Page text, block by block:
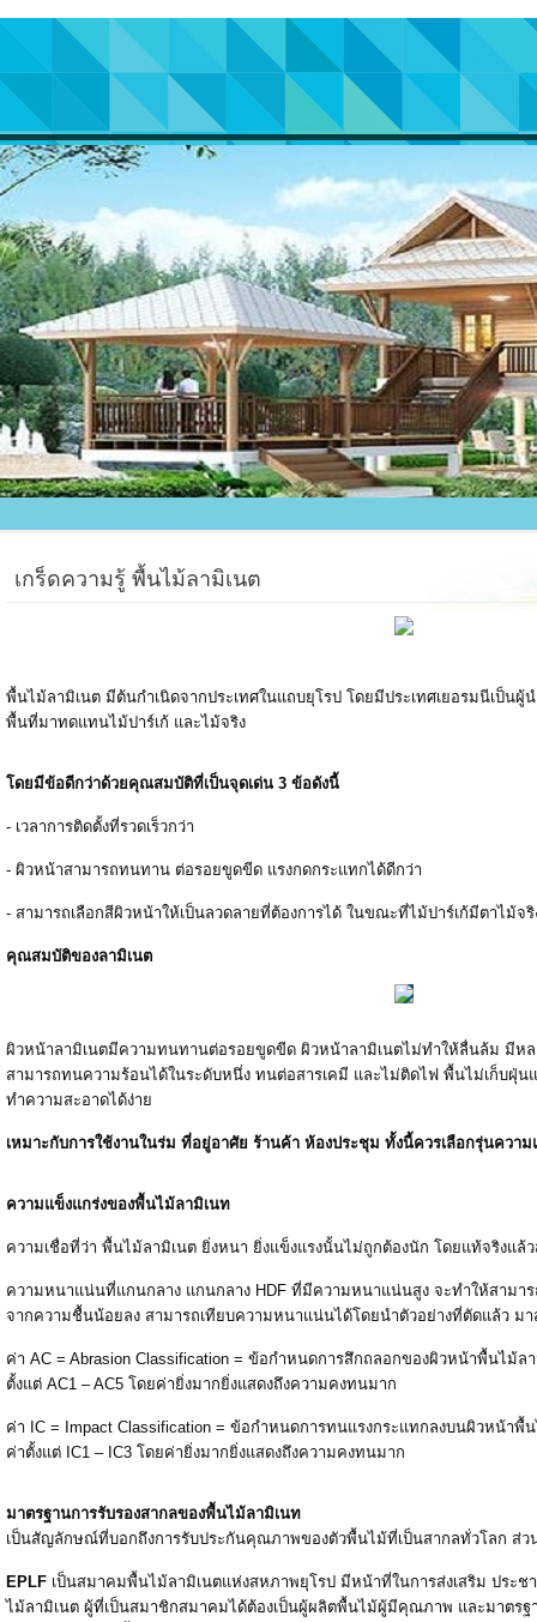
เกร็ดความรู้ พื้นไม้ลามิเนต
พื้นไม้ลามิเนต มีต้นกำเนิดจากประเทศในแถบยุโรป โดยมีประเทศเยอรมนีเป็นผู้
พื้นที่มาทดแทนไม้ปาร์เก้ และไม้จริง
โดยมีข้อดีกว่าด้วยคุณสมบัติที่เป็นจุดเด่น 3 ข้อดังนี้
- เวลาการติดตั้งที่รวดเร็วกว่า
- ผิวหน้าสามารถทนทาน ต่อรอยขูดขีด แรงกดกระแทกได้ดีกว่า
- สามารถเลือกสีผิวหน้าให้เป็นลวดลายที่ต้องการได้ ในขณะที่ไม้ปาร์เก้มีตาไม้จ
คุณสมบัติของลามิเนต
ผิวหน้าลามิเนตมีความทนทานต่อรอยขูดขีด ผิวหน้าลามิเนตไม่ทำให้ลื่นล้ม มีห
สามารถทนความร้อนได้ในระดับหนึ่ง ทนต่อสารเคมี และไม่ติดไฟ พื้นไม่เก็บฝุ่นแ
ทำความสะอาดได้ง่าย
เหมาะกับการใช้งานในร่ม ที่อยู่อาศัย ร้านค้า ห้องประชุม ทั้งนี้ควรเลือกรุ่นความ
ความแข็งแกร่งของพื้นไม้ลามิเนท
ความเชื่อที่ว่า พื้นไม้ลามิเนต ยิ่งหนา ยิ่งแข็งแรงนั้นไม่ถูกต้องนัก โดยแท้จริงแล้
ความหนาแน่นที่แกนกลาง แกนกลาง HDF ที่มีความหนาแน่นสูง จะทำให้สามา
จากความชื้นน้อยลง สามารถเทียบความหนาแน่นได้โดยนำตัวอย่างที่ตัดแล้ว มา
ค่า AC = Abrasion Classification = ข้อกำหนดการสึกถลอกของผิวหน้าพื้นไม้ล
ตั้งแต่ AC1 – AC5 โดยค่ายิ่งมากยิ่งแสดงถึงความคงทนมาก
ค่า IC = Impact Classification = ข้อกำหนดการทนแรงกระแทกลงบนผิวหน้าพื้
ค่าตั้งแต่ IC1 – IC3 โดยค่ายิ่งมากยิ่งแสดงถึงความคงทนมาก
มาตรฐานการรับรองสากลของพื้นไม้ลามิเนท
เป็นสัญลักษณ์ที่บอกถึงการรับประกันคุณภาพของตัวพื้นไม้ที่เป็นสากลทั่วโลก ส่ว
EPLF เป็นสมาคมพื้นไม้ลามิเนตแห่งสหภาพยุโรป มีหน้าที่ในการส่งเสริม ประ
ไม้ลามิเนต ผู้ที่เป็นสมาชิกสมาคมได้ต้องเป็นผู้ผลิตพื้นไม้ผู้มีคุณภาพ และมาตรฐ